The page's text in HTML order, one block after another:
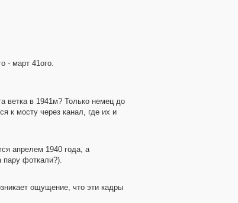
- март 41ого.
ветка в 1941м? Только немец до
к мосту через канал, где их и
апрелем 1940 года, а
пару фоткали?).
ощущение, что эти кадры